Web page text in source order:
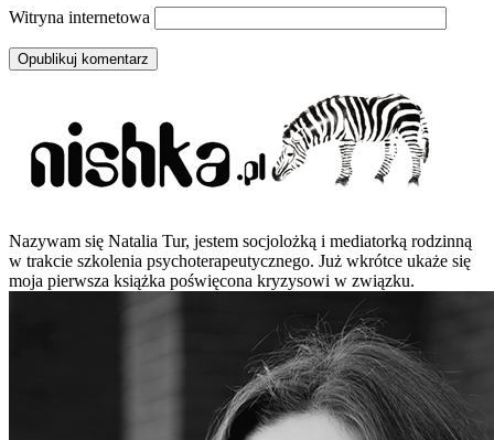
Witryna internetowa
Nazywam się Natalia Tur, jestem socjolożką i mediatorką rodzinną
w trakcie szkolenia psychoterapeutycznego. Już wkrótce ukaże się
moja pierwsza książka poświęcona kryzysowi w związku.